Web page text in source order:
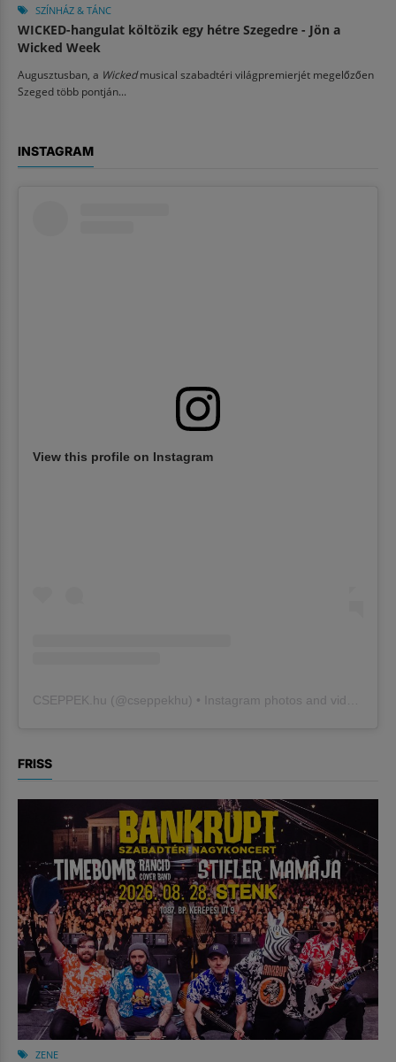
SZÍNHÁZ & TÁNC
WICKED-hangulat költözik egy hétre Szegedre - Jön a
Wicked Week
Augusztusban, a Wickedmusical szabadtéri világpremierjét megelőzően
Szeged több pontján...
INSTAGRAM
View this profile on Instagram
CSEPPEK.hu (@cseppekhu ) • Instagram photos and videos
FRISS
ZENE